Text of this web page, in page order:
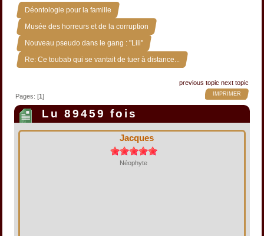
Déontologie pour la famille »
Musée des horreurs et de la corruption »
Nouveau pseudo dans le gang : "Lili" »
Re: Ce toubab qui se vantait de tuer à distance...
previous topic next topic
IMPRIMER
Pages: [1]
Lu 89459 fois
Jacques
Néophyte